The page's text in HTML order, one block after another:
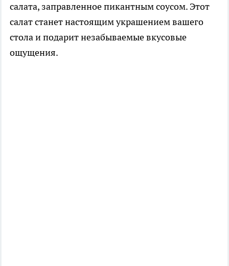
салата, заправленное пикантным соусом. Этот
салат станет настоящим украшением вашего
стола и подарит незабываемые вкусовые
ощущения.